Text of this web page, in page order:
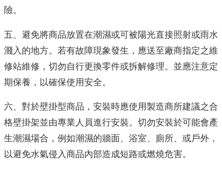
險。
五、避免將商品放置在潮濕或可被陽光直接照射或雨水
濺入的地方。若有故障現象發生，應送至廠商指定之維
修站維修，切勿自行更換零件或拆解修理。並應注意定
期保養，以確保使用安全。
六、對於壁掛型商品，安裝時應使用製造商所建議之合
格壁掛架並由專業人員進行安裝。切勿安裝於可能會產
生潮濕場合，例如潮濕的牆面、浴室、廁所、或戶外，
以避免水氣侵入商品內部造成短路或燃燒危害。